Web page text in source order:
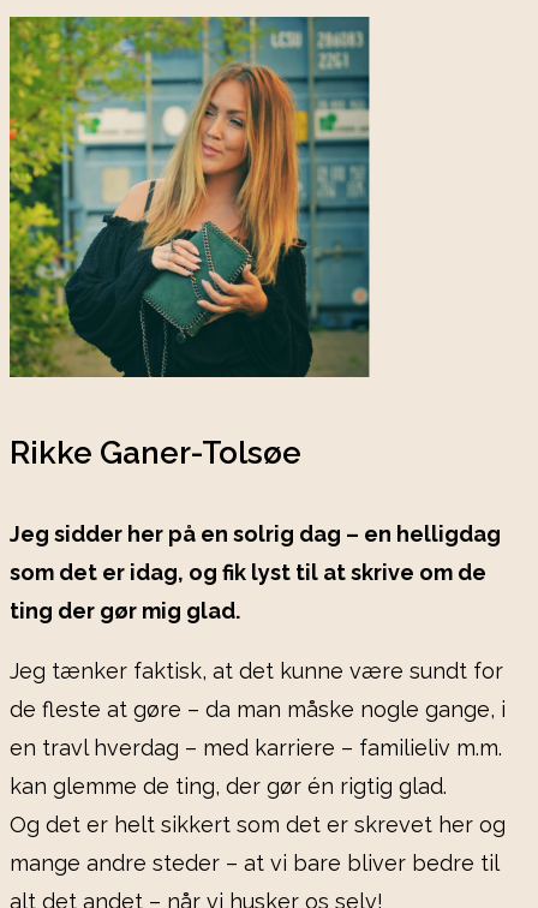
Rikke Ganer-Tolsøe
Jeg sidder her på en solrig dag – en helligdag
som det er idag, og fik lyst til at skrive om de
ting der gør mig glad.
Jeg tænker faktisk, at det kunne være sundt for
de fleste at gøre – da man måske nogle gange, i
en travl hverdag – med karriere – familieliv m.m.
kan glemme de ting, der gør én rigtig glad.
Og det er helt sikkert som det er skrevet her og
mange andre steder – at vi bare bliver bedre til
alt det andet – når vi husker os selv!